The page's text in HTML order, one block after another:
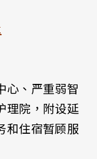
心、严重弱智
理院，附设延
和住宿暂顾服